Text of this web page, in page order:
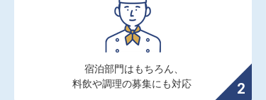
宿泊部門はもちろん、
料飲や調理の募集にも対応